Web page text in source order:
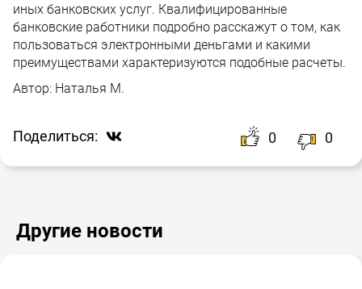
иных банковских услуг. Квалифицированные
банковские работники подробно расскажут о том, как
пользоваться электронными деньгами и какими
преимуществами характеризуются подобные расчеты.
Автор: Наталья М.
Поделиться: 0 0
Другие новости